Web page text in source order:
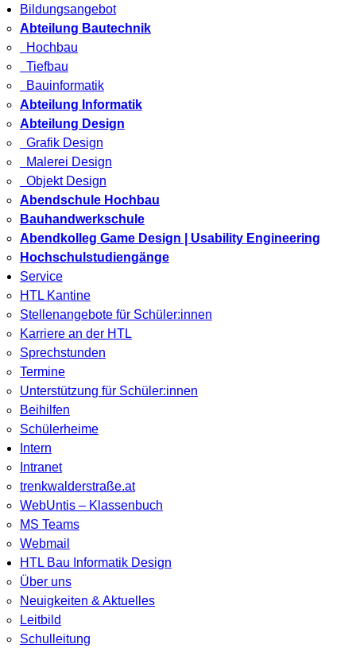
Bildungsangebot
Abteilung Bautechnik
Hochbau
Tiefbau
Bauinformatik
Abteilung Informatik
Abteilung Design
Grafik Design
Malerei Design
Objekt Design
Abendschule Hochbau
Bauhandwerkschule
Abendkolleg Game Design | Usability Engineering
Hochschulstudiengänge
Service
HTL Kantine
Stellenangebote für Schüler:innen
Karriere an der HTL
Sprechstunden
Termine
Unterstützung für Schüler:innen
Beihilfen
Schülerheime
Intern
Intranet
trenkwalderstraße.at
WebUntis – Klassenbuch
MS Teams
Webmail
HTL Bau Informatik Design
Über uns
Neuigkeiten & Aktuelles
Leitbild
Schulleitung